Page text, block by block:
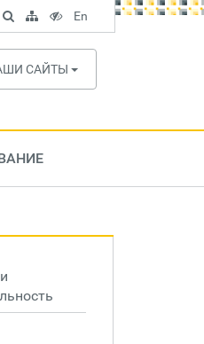
САЙТЫ
Поиск
по
сайту
Карта
сайта
Версия
для
слабовидящих
En
English